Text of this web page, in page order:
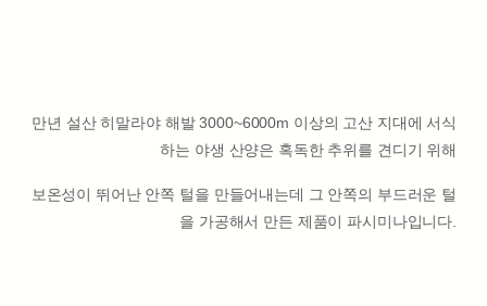
만년 설산 히말라야 해발 3000~6000m 이상의 고산 지대에 서식
하는 야생 산양은 혹독한 추위를 견디기 위해
보온성이 뛰어난 안쪽 털을 만들어내는데 그 안쪽의 부드러운 털
을 가공해서 만든 제품이 파시미나입니다.